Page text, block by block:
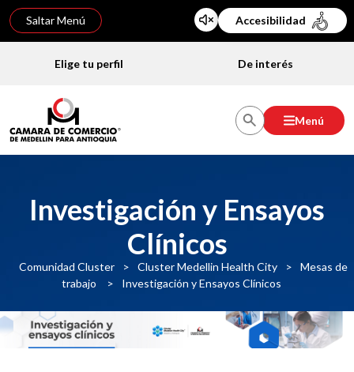
Saltar Menú Accesibilidad
Elige tu perfil De interés
Menú
Investigación y Ensayos
Clínicos
Comunidad Cluster > Cluster Medellin Health City >
Mesas de
trabajo
> Investigación y Ensayos Clínicos